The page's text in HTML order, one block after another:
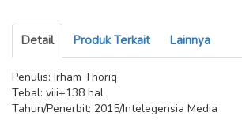
Detail Produk Terkait Lainnya
Penulis: Irham Thoriq
Tebal: viii+138 hal
Tahun/Penerbit: 2015/Intelegensia Media